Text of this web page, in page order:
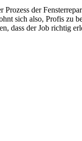
Prozess der
sich also, Profis zu
dass der Job richtig